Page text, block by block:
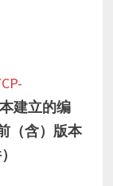
建立的编
（含）版本